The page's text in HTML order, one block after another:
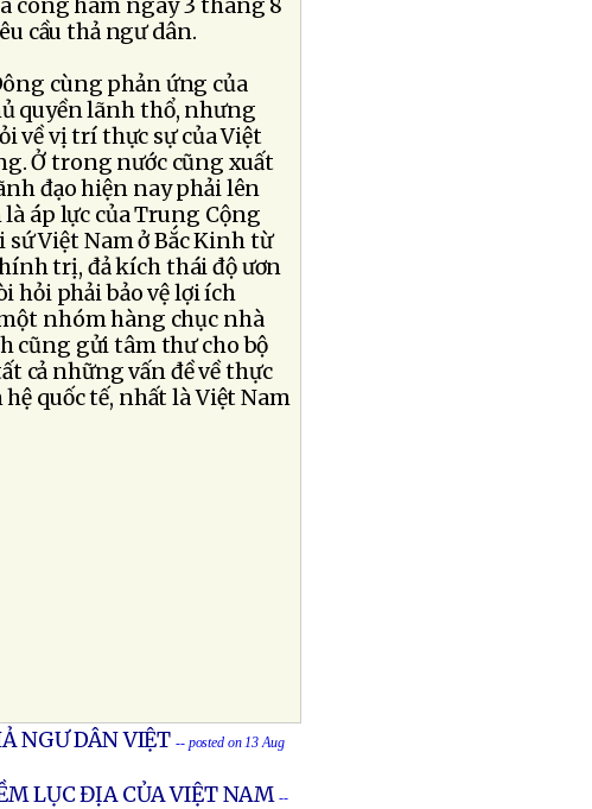
công hàm ngày 3 tháng 8
cầu thả ngư dân.
cùng phản ứng của
quyền lãnh thổ, nhưng
về vị trí thực sự của Việt
Ở trong nước cũng xuất
đạo hiện nay phải lên
áp lực của Trung Cộng
Việt Nam ở Bắc Kinh từ
trị, đả kích thái độ ươn
hỏi phải bảo vệ lợi ích
nhóm hàng chục nhà
cũng gửi tâm thư cho bộ
cả những vấn đề về thực
quốc tế, nhất là Việt Nam
NGƯ DÂN VIỆT -- posted on 13 Aug
LỤC ĐỊA CỦA VIỆT NAM --